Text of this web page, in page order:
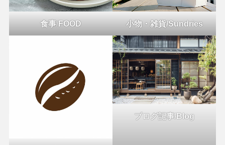
食事/FOOD 小物・雑貨/Sundries
ブログ記事/Blog